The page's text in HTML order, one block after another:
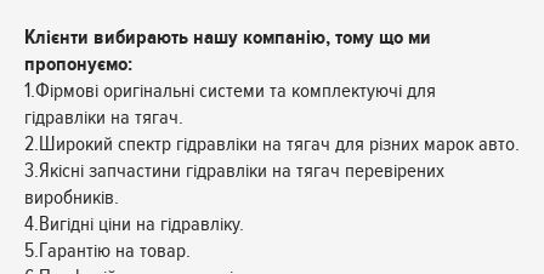
Клієнти вибирають нашу компанію, тому що ми
пропонуємо:
1.Фірмові оригінальні системи та комплектуючі для
гідравліки на тягач.
2.Широкий спектр гідравліки на тягач для різних марок авто.
3.Якісні запчастини гідравліки на тягач перевірених
виробників.
4.Вигідні ціни на гідравліку.
5.Гарантію на товар.